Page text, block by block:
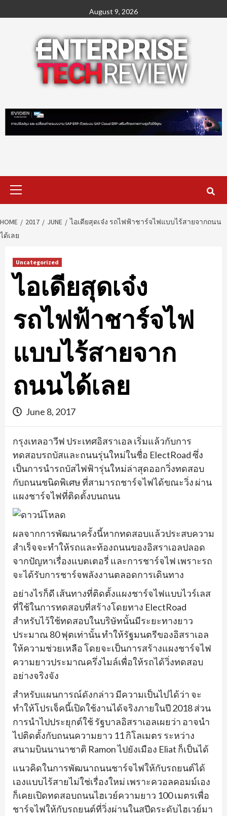
to
August 9, 2026
Primary
Menu
HOME 2017 JUNE
ไอเดียสุดเจ๋ง รถไฟฟ้าชาร์จไฟแบบไร้สายจากถนน
ได้เลย
Uncategorized
ไอเดียสุดเจ๋ง
รถไฟฟ้าชาร์จไฟ
แบบไร้สายจาก
ถนนได้เลย
June 8, 2017
กรุงเทลอาวีฟ ประเทศอิสราเอล เริ่มแล้วกับการ
ทดสอบรถบัสและถนนรุ่นใหม่ในชื่อ ElectRoad ซึ่ง
เป็นการนำรถบัสไฟฟ้ารุ่นใหม่ล่าสุดออกวิ่งทดสอบ
กับถนนชนิดพิเศษ ที่สามารถชาร์จไฟได้ขณะวิ่ง ผ่าน
แผงชาร์จไฟที่ติดตั้งบนถนน
ผลจากการพัฒนาครั้งนี้หากทดสอบแล้วประสบความ
สำเร็จจะทำให้รถและท้องถนนของอิสราเอลปลอด
จากปัญหาเรื่องแบตเตอรี่ และการชาร์จไฟ เพราะรถ
จะได้รับการชาร์จพลังงานตลอดการเดินทาง
อย่างไรก็ดี เส้นทางที่ติดตั้งแผงชาร์จไฟแบบไวร์เลส
ที่ใช้ในการทดสอบที่สร้างโดยทาง ElectRoad
สำหรับไว้ใช้ทดสอบในบริษัทนั้นมีระยะทางยาว
ประมาณ 80 ฟุตเท่านั้น ทำให้รัฐมนตรีของอิสราเอล
ให้ความช่วยเหลือ โดยจะเป็นการสร้างแผงชาร์จไฟ
ความยาวประมาณครึ่งไมล์เพื่อให้รถได้วิ่งทดสอบ
อย่างจริงจัง
สำหรับแผนการณ์ดังกล่าว มีความเป็นไปได้ว่า จะ
ทำให้โปรเจ็คนี้เปิดใช้งานได้จริงภายในปี 2018 ส่วน
การนำไปประยุกต์ใช้ รัฐบาลอิสราเอลเผยว่า อาจนำ
ไปติดตั้งกับถนนความยาว 11 กิโลเมตร ระหว่าง
สนามบินนานาชาติ Ramon ไปยังเมือง Eliat ก็เป็นได้
แนวคิดในการพัฒนาถนนชาร์จไฟให้กับรถยนต์ได้
เองแบบไร้สายไม่ใช่เรื่องใหม่ เพราะควอลคอมม์เอง
ก็เคยเปิดทดสอบถนนไฮเวย์ความยาว 100 เมตรเพื่อ
ชาร์จไฟให้กับรถยนต์ที่วิ่งผ่านในสปีดระดับไฮเวย์มา